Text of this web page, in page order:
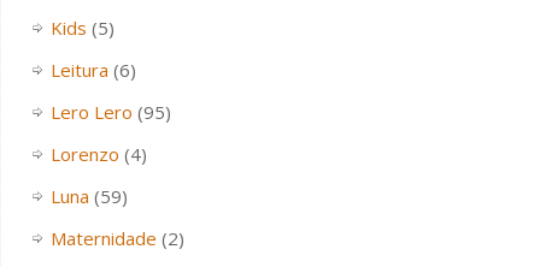
Kids (5)
Leitura (6)
Lero Lero (95)
Lorenzo (4)
Luna (59)
Maternidade (2)